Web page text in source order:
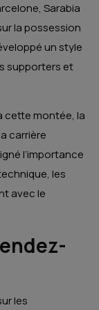
Sarabia
la possession
un style
supporters et
cette montée, la
carrière
l’importance
les
avec le
les